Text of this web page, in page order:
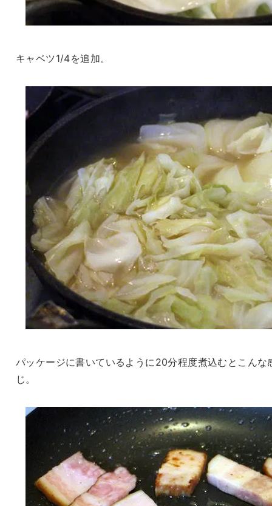
キャベツ1/4を追加。
パッケージに書いているように20分程度煮込むとこんな
じ。